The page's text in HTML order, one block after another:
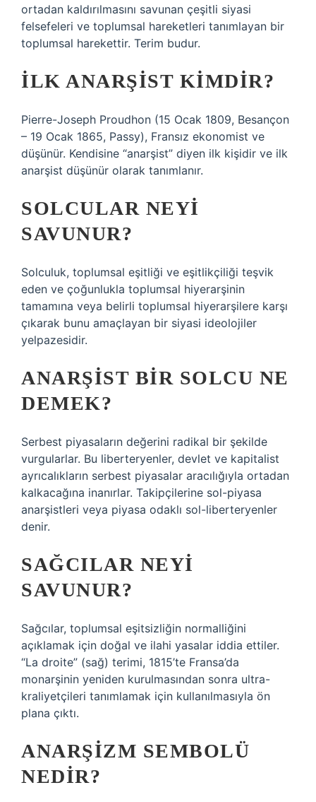
ortadan kaldırılmasını savunan çeşitli siyasi
felsefeleri ve toplumsal hareketleri tanımlayan bir
toplumsal harekettir. Terim budur.
İLK ANARŞIST KIMDIR?
Pierre-Joseph Proudhon (15 Ocak 1809, Besançon
– 19 Ocak 1865, Passy), Fransız ekonomist ve
düşünür. Kendisine “anarşist” diyen ilk kişidir ve ilk
anarşist düşünür olarak tanımlanır.
SOLCULAR NEYI
SAVUNUR?
Solculuk, toplumsal eşitliği ve eşitlikçiliği teşvik
eden ve çoğunlukla toplumsal hiyerarşinin
tamamına veya belirli toplumsal hiyerarşilere karşı
çıkarak bunu amaçlayan bir siyasi ideolojiler
yelpazesidir.
ANARŞIST BIR SOLCU NE
DEMEK?
Serbest piyasaların değerini radikal bir şekilde
vurgularlar. Bu liberteryenler, devlet ve kapitalist
ayrıcalıkların serbest piyasalar aracılığıyla ortadan
kalkacağına inanırlar. Takipçilerine sol-piyasa
anarşistleri veya piyasa odaklı sol-liberteryenler
denir.
SAĞCILAR NEYI
SAVUNUR?
Sağcılar, toplumsal eşitsizliğin normalliğini
açıklamak için doğal ve ilahi yasalar iddia ettiler.
“La droite” (sağ) terimi, 1815’te Fransa’da
monarşinin yeniden kurulmasından sonra ultra-
kraliyetçileri tanımlamak için kullanılmasıyla ön
plana çıktı.
ANARŞIZM SEMBOLÜ
NEDIR?